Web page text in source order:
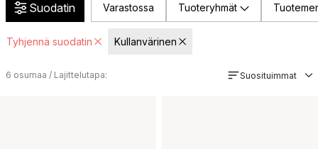
Suodatin Varastossa Tuoteryhmät
Tyhjennä suodatin Kullanvärinen
6 osumaa / Lajittelutapa: Suosituimmat